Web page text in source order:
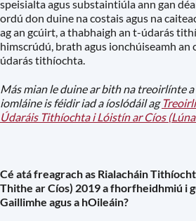
speisialta agus substaintiúla ann gan
ordú don duine na costais agus na
ag an gcúirt, a thabhaigh an t-údarás
himscrúdú, brath agus ionchúiseamh an
údarás tithíochta.
Más mian le duine ar bith na treoirlínte
iomláine is féidir iad a íoslódáil ag
Údaráis Tithíochta i Lóistín ar Cíos
Cé atá freagrach as Rialacháin
Thithe ar Cíos) 2019 a fhorfheidhmiú i
Gaillimhe agus a hOileáin?